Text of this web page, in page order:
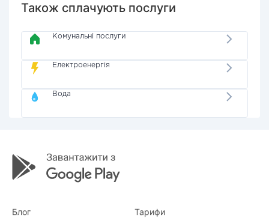
Також сплачують послуги
Комунальні послуги
Електроенергія
Вода
Блог Тарифи